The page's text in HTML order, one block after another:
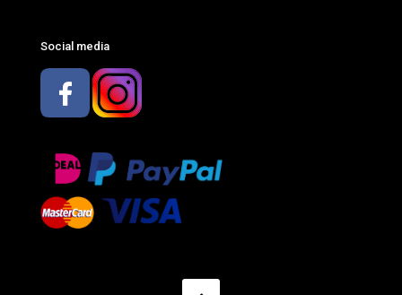
Social media